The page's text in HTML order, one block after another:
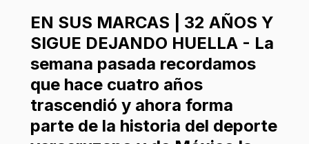
EN SUS MARCAS | 32 AÑOS Y
SIGUE DEJANDO HUELLA - La
semana pasada recordamos
que hace cuatro años
trascendió y ahora forma
parte de la historia del deporte